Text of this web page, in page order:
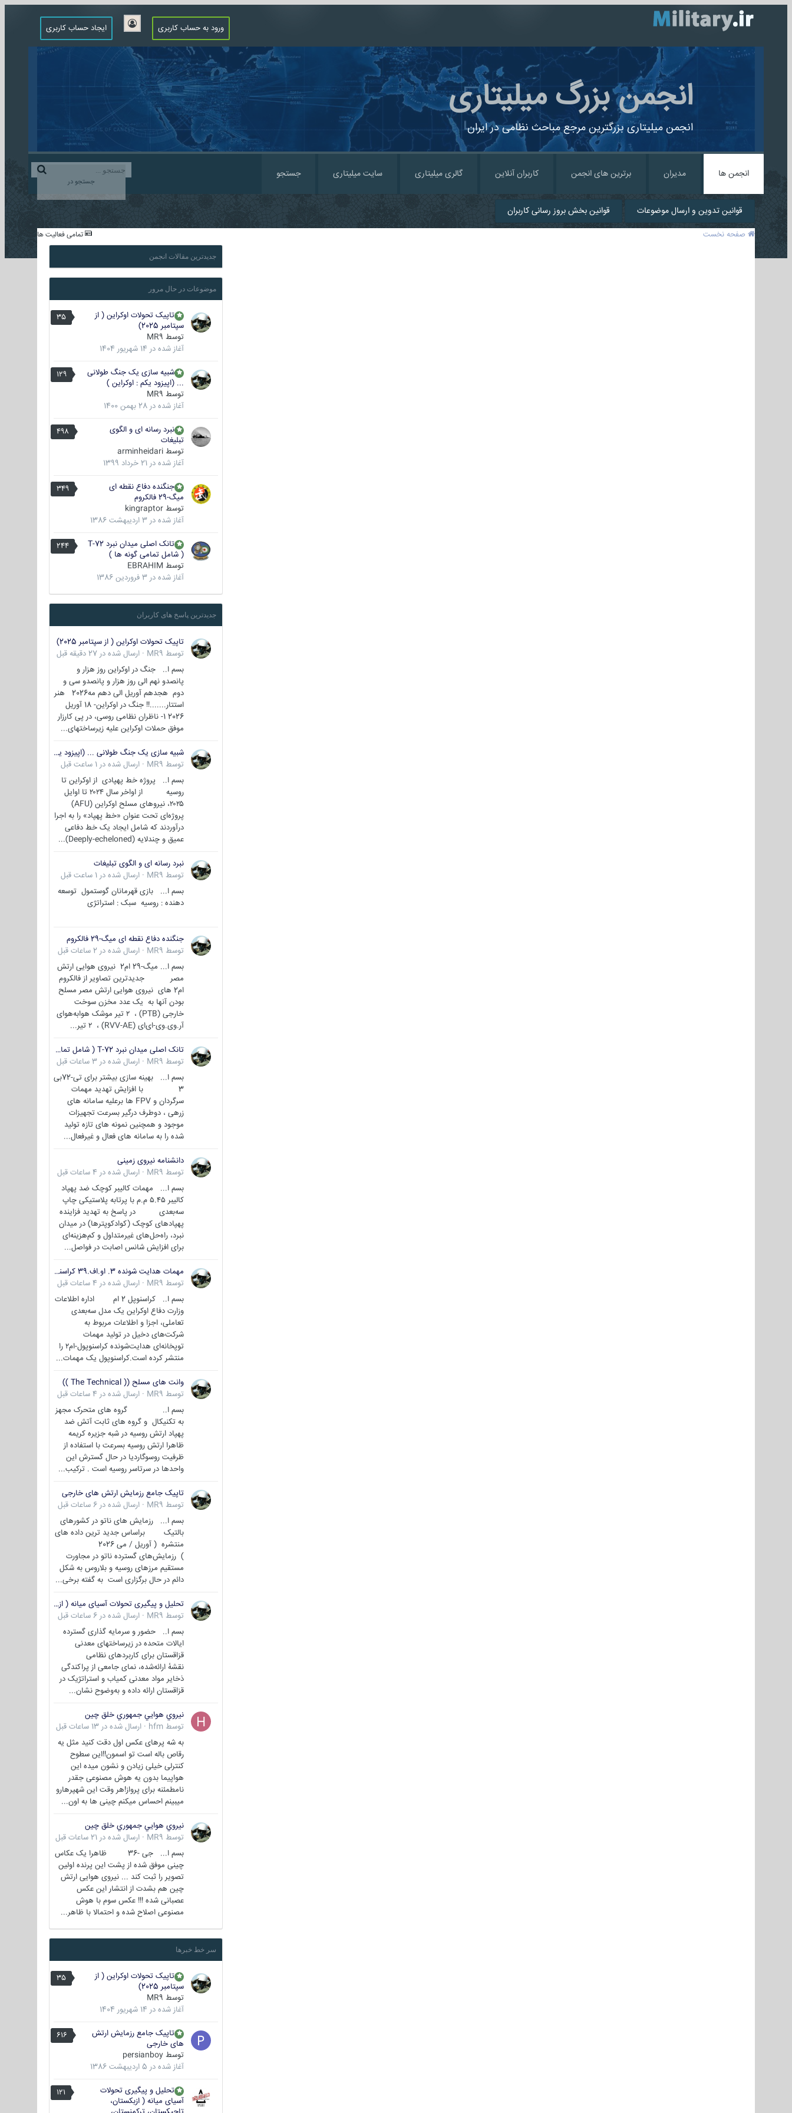
ورود به حساب کاربری ایجاد حساب کاربری
انجمن بزرگ میلیتاری
انجمن میلیتاری بزرگترین مرجع مباحث نظامی در ایران
جستجو در
انجمن ها مدیران برترین های انجمن کاربران آنلاین گالری میلیتاری سایت میلیتاری جستجو
قوانین تدوین و ارسال موضوعات قوانین بخش بروز رسانی کاربران
تمامی فعالیت ها صفحه نخست
جدیدترین مقالات انجمن
موضوعات در حال مرور
35
تاپیک تحولات اوکراین ( از
سپتامبر 2025)
توسط MR9
آغاز شده در 14 شهریور 1404
129
شبیه سازی یک جنگ طولانی
... (اپیزود یکم : اوکراین )
توسط MR9
آغاز شده در 28 بهمن 1400
498
نبرد رسانه ای و الگوی
تبلیغات
توسط arminheidari
آغاز شده در 21 خرداد 1399
349
جنگنده دفاع نقطه ای
میگ-29 فالکروم
توسط kingraptor
آغاز شده در 3 اردیبهشت 1386
244
تانک اصلی میدان نبرد T-72
( شامل تمامی گونه ها )
توسط EBRAHIM
آغاز شده در 3 فروردین 1386
جدیدترین پاسخ های کاربران
تاپیک تحولات اوکراین ( از سپتامبر 2025)
توسط MR9
· ارسال شده در 27 دقیقه قبل
بسم ا.. جنگ در اوکراین روز هزار و
پانصدو نهم الی روز هزار و پانصدو سی و
دوم هجدهم آوریل الی دهم مه2026 هنر
استتار.......!! جنگ در اوکراین- 18 آوریل
2026 1- ناظران نظامی روسی، در پی کارزار
موفق حملات اوکراین علیه زیرساختهای...
شبیه سازی یک جنگ طولانی ... (اپیزود یکم : اوکراین )
توسط MR9
· ارسال شده در 1 ساعت قبل
بسم ا.. پروژه خط پهپادی از اوکراین تا
روسیه از اواخر سال ۲۰۲۴ تا اوایل
۲۰۲۵، نیروهای مسلح اوکراین (AFU)
پروژه‌ای تحت عنوان «خط پهپاد» را به اجرا
درآوردند که شامل ایجاد یک خط دفاعی
عمیق و چندلایه (Deeply-echeloned)...
نبرد رسانه ای و الگوی تبلیغات
توسط MR9
· ارسال شده در 1 ساعت قبل
بسم ا... بازی قهرمانان گوستمول توسعه
دهنده : روسیه سبک : استراتژی
جنگنده دفاع نقطه ای میگ-29 فالکروم
توسط MR9
· ارسال شده در 2 ساعات قبل
بسم ا... میگ-29 ام2 نیروی هوایی ارتش
مصر جدیدترین تصاویر از فالکروم
ام2 های نیروی هوایی ارتش مصر مسلح
بودن آنها به یک عدد مخزن سوخت
خارجی (PTB) ، ۲ تیر موشک هوابه‌هوای
آر.وی.وی-ای‌ای (RVV-AE) ، ۲ تیر...
تانک اصلی میدان نبرد T-72 ( شامل تمامی گونه ها )
توسط MR9
· ارسال شده در 3 ساعات قبل
بسم ا... بهینه سازی بیشتر برای تی-72بی
3 با افزایش تهدید مهمات
سرگردان و FPV ها برعلیه سامانه های
زرهی ، دوطرف درگیر بسرعت تجهیزات
موجود و همچنین نمونه های تازه تولید
شده را به سامانه های فعال و غیرفعال...
دانشنامه نیروی زمینی
توسط MR9
· ارسال شده در 4 ساعات قبل
بسم ا... مهمات کالیبر کوچک ضد پهپاد
کالیبر ۵.۴۵ م.م با پرتابه پلاستیکی چاپ
سه‌بعدی در پاسخ به تهدید فزاینده
پهپادهای کوچک (کوادکوپترها) در میدان
نبرد، راه‌حل‌های غیرمتداول و کم‌هزینه‌ای
برای افزایش شانس اصابت در فواصل...
مهمات هدایت شونده 3. او.اف.39 کراسنوپل/بصیر( Krasnopol 3OF39 )
توسط MR9
· ارسال شده در 4 ساعات قبل
بسم ا.. کراسنوپل 2 ام اداره اطلاعات
وزارت دفاع اوکراین یک مدل سه‌بعدی
تعاملی، اجزا و اطلاعات مربوط به
شرکت‌های دخیل در تولید مهمات
توپخانه‌ای هدایت‌شونده کراسنوپول-ام۲ را
منتشر کرده است.کراسنوپول یک مهمات...
وانت های مسلح (( The Technical ))
توسط MR9
· ارسال شده در 4 ساعات قبل
بسم ا.. گروه های متحرک مجهز
به تکنیکال و گروه های ثابت آتش ضد
پهپاد ارتش روسیه در شبه جزیره کریمه
ظاهرا ارتش روسیه بسرعت با استفاده از
ظرفیت روسوگاردیا در حال گسترش این
واحدها در سرتاسر روسیه است . ترکیب...
تاپیک جامع رزمایش ارتش های خارجی
توسط MR9
· ارسال شده در 6 ساعات قبل
بسم ا... رزمایش های ناتو در کشورهای
بالتیک براساس جدید ترین داده های
منتشره ( آوریل / می 2026
) رزمایش‌های گسترده ناتو در مجاورت
مستقیم مرزهای روسیه و بلاروس به شکل
دائم در حال برگزاری است به گفته برخی...
تحلیل و پیگیری تحولات آسیای میانه ( ازبکستان، تاجیکستان، ترکمنستان، قزاقستان و قرقیزستان )
توسط MR9
· ارسال شده در 6 ساعات قبل
بسم ا.. حضور و سرمایه گذاری گسترده
ایالات متحده در زیرساختهای معدنی
قزاقستان برای کاربردهای نظامی
نقشهٔ ارائه‌شده، نمای جامعی از پراکندگی
ذخایر مواد معدنی کمیاب و استراتژیک در
قزاقستان ارائه داده و به‌وضوح نشان...
نيروي هوايي جمهوري خلق چين
توسط hfm
· ارسال شده در 13 ساعات قبل
به شه پرهای عکس اول دقت کنید مثل یه
رقاص باله است تو اسمون!!این سطوح
کنترلی خیلی زیادن و نشون میده این
هواپیما بدون یه هوش مصنوعی جقدر
نامطمئنه برای پرواز!هر وقت این شهپرهارو
میبینم احساس میکنم چینی ها به اون...
نيروي هوايي جمهوري خلق چين
توسط MR9
· ارسال شده در 21 ساعات قبل
بسم ا... جی -36 ظاهرا یک عکاس
چینی موفق شده از پشت این پرنده اولین
تصویر را ثبت کند ... نیروی هوایی ارتش
چین هم بشدت از انتشار این عکس
عصبانی شده !!! عکس سوم با هوش
مصنوعی اصلاح شده و احتمالا با ظاهر...
سر خط خبرها
35
تاپیک تحولات اوکراین ( از
سپتامبر 2025)
توسط MR9
آغاز شده در 14 شهریور 1404
616
تاپیک جامع رزمایش ارتش
های خارجی
توسط persianboy
آغاز شده در 5 اردیبهشت 1386
121
تحلیل و پیگیری تحولات
آسیای میانه ( ازبکستان،